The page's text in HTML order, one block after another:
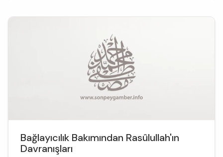
Bağlayıcılık Bakımından Rasûlullah'ın
Davranışları